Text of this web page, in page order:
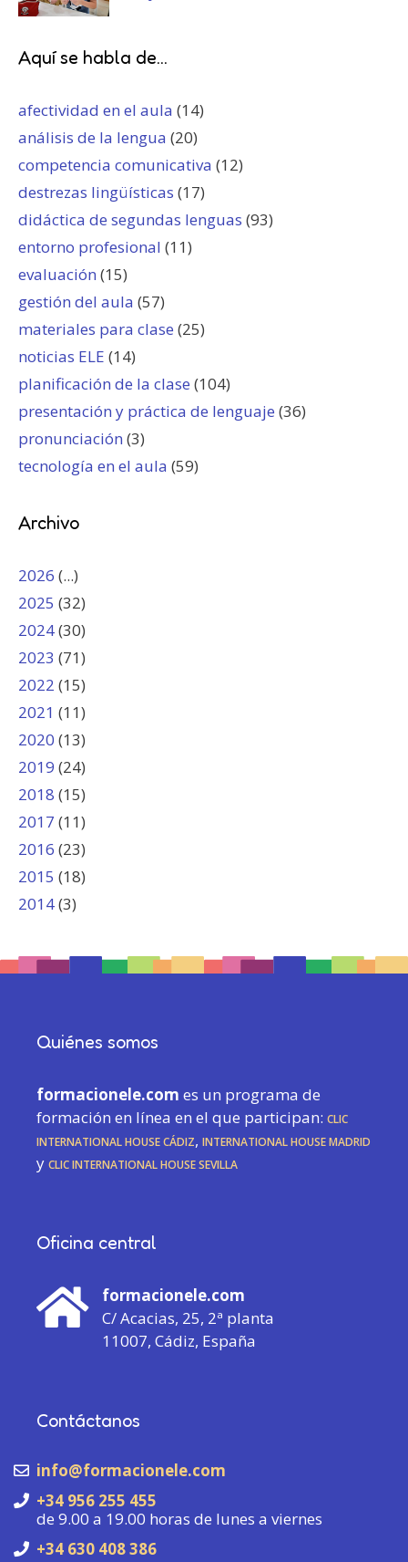
Aquí se habla de...
afectividad en el aula (14)
análisis de la lengua (20)
competencia comunicativa (12)
destrezas lingüísticas (17)
didáctica de segundas lenguas (93)
entorno profesional (11)
evaluación (15)
gestión del aula (57)
materiales para clase (25)
noticias ELE (14)
planificación de la clase (104)
presentación y práctica de lenguaje (36)
pronunciación (3)
tecnología en el aula (59)
Archivo
2026 (...)
2025 (32)
2024(30)
2023 (71)
2022 (15)
2021 (11)
2020 (13)
2019 (24)
2018 (15)
2017 (11)
2016 (23)
2015 (18)
2014(3)
Quiénes somos
formacionele.com es un programa de
formación en línea en el que participan: CLIC
International House Cádiz, International House Madrid
yCLIC International House Sevilla
Oficina central
formacionele.com
C/ Acacias, 25, 2ª planta
11007, Cádiz, España
Contáctanos
info@formacionele.com
+34 956 255 455
de 9.00 a 19.00 horas de lunes a viernes
+34 630 408 386